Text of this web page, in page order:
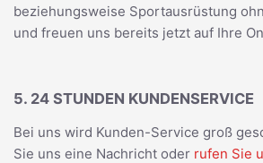
beziehungsweise Sportausrüstung
und freuen uns bereits jetzt auf Ihre
5. 24 STUNDEN KUNDENSERVICE
Bei uns wird Kunden-Service groß
Sie uns eine Nachricht oder rufen Sie